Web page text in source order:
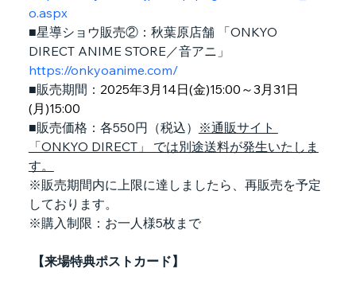
o.aspx
■星導ショウ販売②：秋葉原店舗 「ONKYO
DIRECT ANIME STORE／音アニ」
https://onkyoanime.com/
■販売期間： 2025年3月14日(金)15:00～3月31日
(月)15:00
■販売価格：各550円（税込） ※通販サイト
「ONKYO DIRECT」 では別途送料が発生いたしま
す。
※販売期間内に上限に達しましたら、再販売を予定
しております。
※購入制限：お一人様5枚まで
【来場特典ポストカード】